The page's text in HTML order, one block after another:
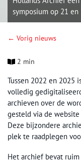
symposium op 21 en
← Vorig nieuws
2 min
Tussen 2022 en 2025
volledig
archieven over de
gesteld via de
Deze bijzondere
plek te raadplegen
Het archief bevat